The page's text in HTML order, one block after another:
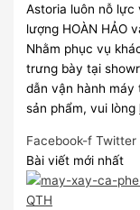
Astoria luôn nỗ
lượng HOÀN HẢO
Nhằm phục vụ
trưng bày tại
dẫn vận hành
sản phẩm, vui lòng
Facebook-f Twitter
Bài viết mới nhất